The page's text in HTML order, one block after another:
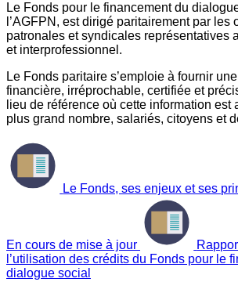
Le Fonds pour le financement du
l’AGFPN, est dirigé paritairement par les
patronales et syndicales représentatives
et interprofessionnel.
Le Fonds paritaire s’emploie à fournir
financière, irréprochable, certifiée et
lieu de référence où cette information est
plus grand nombre, salariés, citoyens et
Le Fonds, ses enjeux et ses
En cours de mise à jour
l’utilisation des crédits du Fonds pour le
dialogue social